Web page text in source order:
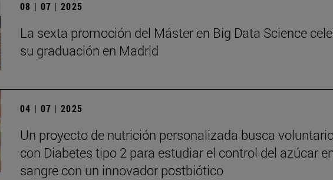
08 | 07 | 2025
La sexta promoción del Máster en Big Data Science
su graduación en Madrid
04 | 07 | 2025
Un proyecto de nutrición personalizada busca
con Diabetes tipo 2 para estudiar el control del azúcar
sangre con un innovador postbiótico